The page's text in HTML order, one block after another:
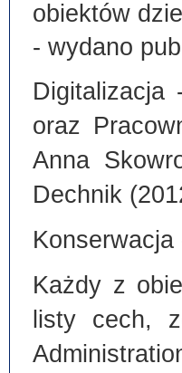
obiektów
- wydano
Digitalizacja
oraz
Anna
Dechnik
Każdy z
listy cech,